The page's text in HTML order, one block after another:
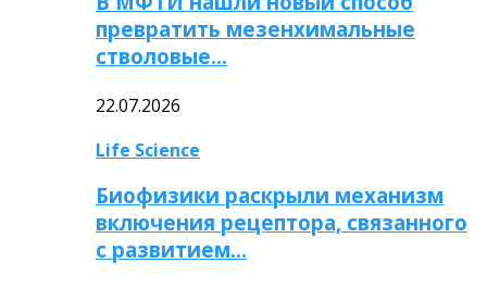
превратить мезенхимальные
стволовые…
22.07.2026
Life Science
Биофизики раскрыли механизм
включения рецептора, связанного
с развитием…